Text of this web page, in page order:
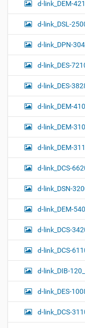
d-link_DEM-
d-link_DSL-
d-link_DPN-
d-link_DES-
d-link_DES-
d-link_DEM-
d-link_DEM-
d-link_DEM-
d-link_DCS-
d-link_DSN-
d-link_DEM-
d-link_DCS-
d-link_DCS-
d-link_DIB-
d-link_DES-
d-link_DCS-